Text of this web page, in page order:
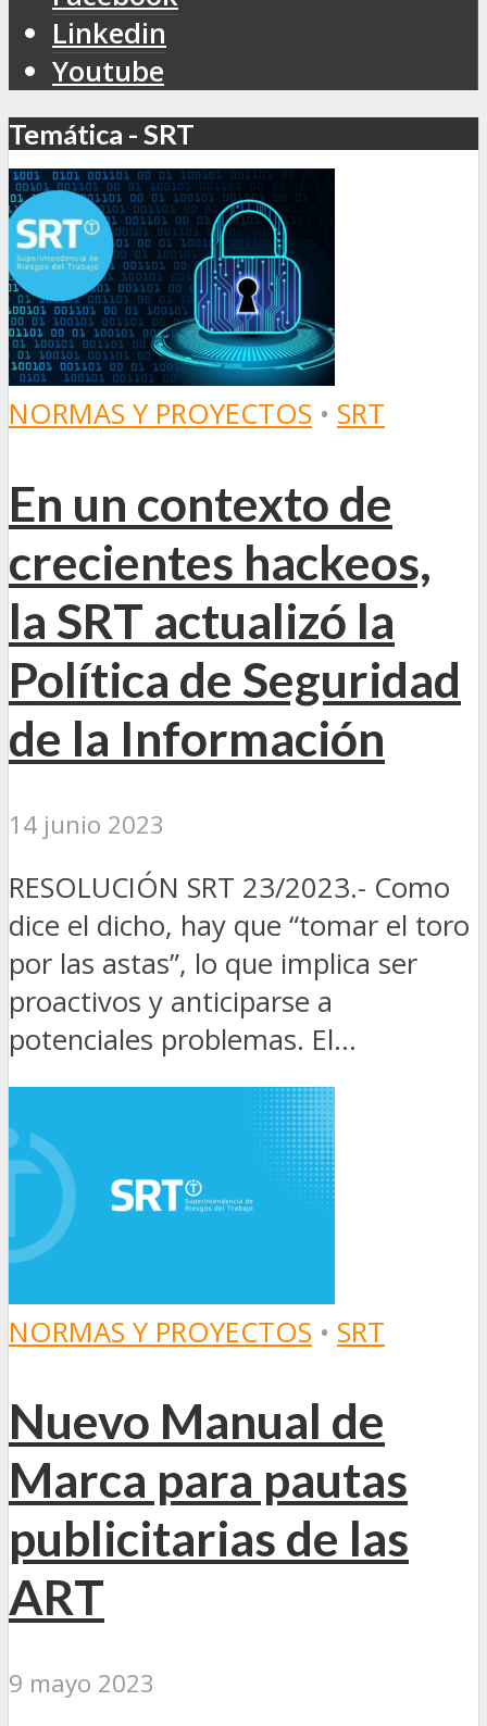
Linkedin
Youtube
Temática - SRT
NORMAS Y PROYECTOS • SRT
En un contexto de
crecientes hackeos,
la SRT actualizó la
Política de Seguridad
de la Información
14 junio 2023
RESOLUCIÓN SRT 23/2023.- Como
dice el dicho, hay que “tomar el toro
por las astas”, lo que implica ser
proactivos y anticiparse a
potenciales problemas. El...
NORMAS Y PROYECTOS • SRT
Nuevo Manual de
Marca para pautas
publicitarias de las
ART
9 mayo 2023